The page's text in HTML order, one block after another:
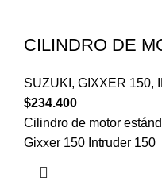
CILINDRO DE
SUZUKI , GIXXER 150,
$234.400
Cilindro de motor
Gixxer 150 Intruder 150